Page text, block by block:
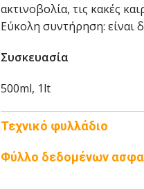
ακτινοβολία, τις κακές
Εύκολη συντήρηση: είναι
Συσκευασία
500ml, 1lt
Τεχνικό φυλλάδιο
Φύλλο δεδομένων